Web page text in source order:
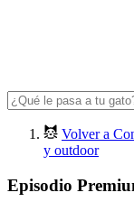
Volver a
y outdoor
Episodio